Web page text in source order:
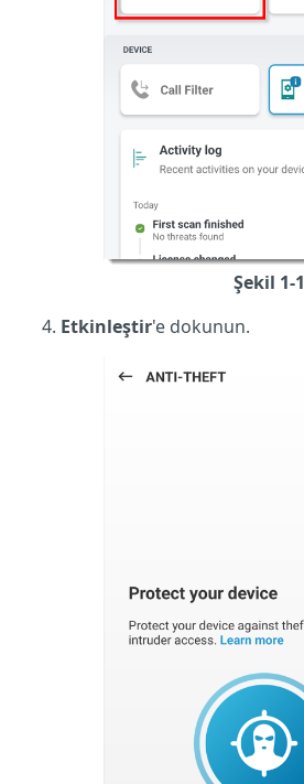
Şekil 1-1
Etkinleştir'e dokunun.